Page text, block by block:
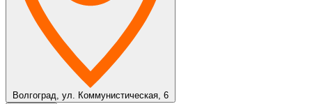
Волгоград, ул. Коммунистическая, 6